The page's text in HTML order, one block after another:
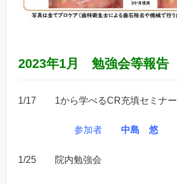
2023年1月 勉強会等報告
1/17 1から学べるCR充填セミナー
参加者 中島 悠
1/25 院内勉強会